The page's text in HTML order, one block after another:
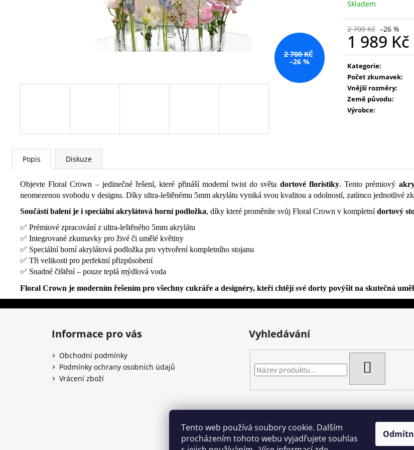
Tento web používá soubory cookie. Dalším
procházením tohoto webu vyjadřujete souhlas
Skladem
2 700 Kč –26 %
1 989 Kč
Měrná
cena:
Kategorie:
Počet zkumavek:
Vnější rozměry:
Země původu:
Výrobce:
2 700 KČ
–26 %
Popis Diskuze
Objevte Floral Crown – jedinečné řešení, které přináší moderní twist do světa dortové floristiky. Tento prémiový
neomezenou svobodu v designu. Díky ultra-leštěnému 5mm akrylátu vyniká svou kvalitou a odolností, zatímco jednotlivé
Součástí balení je i speciální akrylátová horní podložka, díky které proměníte svůj Floral Crown v kompletnídortový
✅ Prémiové zpracování z ultra-leštěného 5mm akrylátu
✅ Integrované zkumavky pro živé či umělé květiny
✅ Speciální horní akrylátová podložka pro vytvoření kompletního stojanu
✅ Tři velikosti pro perfektní přizpůsobení
✅ Snadné čištění – pouze teplá mýdlová voda
Floral Crown je moderním řešením pro všechny cukráře a designéry, kteří chtějí své dorty povýšit na skutečná
Z
Informace pro vás
Obchodní podmínky
Podmínky ochrany osobních údajů
Vrácení zboží
Vyhledávání
Creativa by Margherita